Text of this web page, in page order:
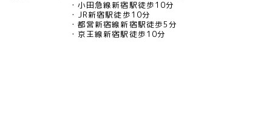
小田急線新宿駅徒歩10分
JR新宿駅徒歩10分
都営新宿線新宿駅徒歩5分
京王線新宿駅徒歩10分